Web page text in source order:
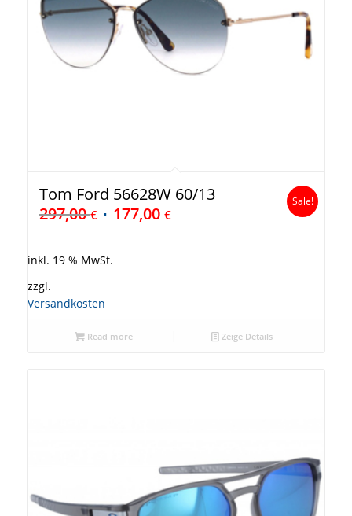
Tom Ford 56628W 60/13
297,00€ 177,00 €
Sale!
inkl. 19 % MwSt.
zzgl.
Versandkosten
Read more Zeige Details